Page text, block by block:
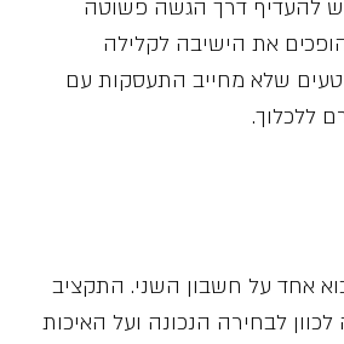
להעדיף דרך הגשה פשוטה
את הישיבה לקלילה
טעים שלא מחייב התעסקות עם
ללכלוך.
אחד על חשבון השני. התקציב
לבחירה הנכונה ועל האיכות